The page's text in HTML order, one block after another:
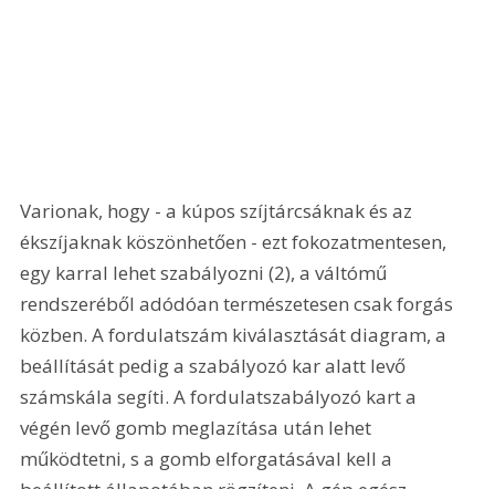
Varionak, hogy - a kúpos szíjtárcsáknak és az
ékszíjaknak köszönhetően - ezt fokozatmentesen,
egy karral lehet szabályozni (2), a váltómű
rendszeréből adódóan természetesen csak forgás
közben. A fordulatszám kiválasztását diagram, a
beállítását pedig a szabályozó kar alatt levő
számskála segíti. A fordulatszabályozó kart a
végén levő gomb meglazítása után lehet
működtetni, s a gomb elforgatásával kell a